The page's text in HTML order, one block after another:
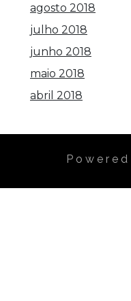
agosto 2018
julho 2018
junho 2018
maio 2018
abril 2018